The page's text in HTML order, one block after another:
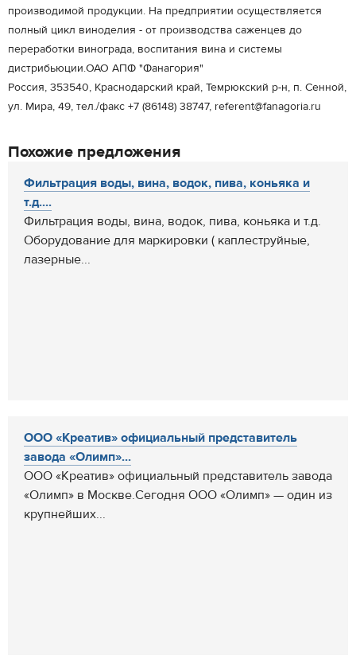
производимой продукции. На предприятии осуществляется
полный цикл виноделия - от производства саженцев до
переработки винограда, воспитания вина и системы
дистрибьюции.ОАО АПФ "Фанагория"
Россия, 353540, Краснодарский край, Темрюкский р-н, п. Сенной,
ул. Мира, 49, тел./факс +7 (86148) 38747, referent@fanagoria.ru
Похожие предложения
Фильтрация воды, вина, водок, пива, коньяка и
т.д....
Фильтрация воды, вина, водок, пива, коньяка и т.д.
Оборудование для маркировки ( каплеструйные,
лазерные...
ООО «Креатив» официальный представитель
завода «Олимп»...
ООО «Креатив» официальный представитель завода
«Олимп» в Москве.Сегодня ООО «Олимп» — один из
крупнейших...